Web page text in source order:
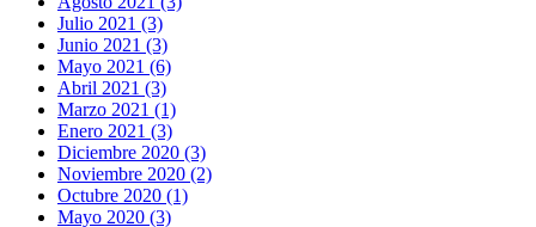
Julio 2021 (3)
Junio 2021 (3)
Mayo 2021 (6)
Abril 2021 (3)
Marzo 2021 (1)
Enero 2021 (3)
Diciembre 2020 (3)
Noviembre 2020 (2)
Octubre 2020 (1)
Mayo 2020 (3)